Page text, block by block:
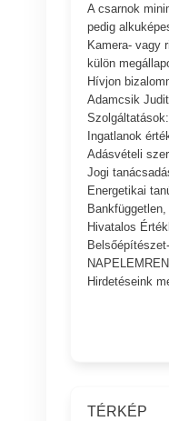
A csarnok
pedig
Kamera- vagy
külön
Hívjon
Adamcsik Judit
Szolgáltatások:
Ingatlanok
Adásvételi
Jogi
Energetikai
Hivatalos
Hirdetéseink
TÉRKÉP